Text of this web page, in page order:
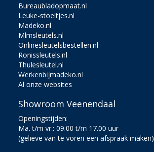
Bureaubladopmaat.nl
Leuke-stoeltjes.nl
Madeko.nl
Mlmsleutels.nl
Onlinesleutelsbestellen.nl
Ronissleutels.nl
Thulesleutel.nl
Werkenbijmadeko.nl
Al onze websites
Showroom Veenendaal
Openingstijden:
Ma. t/m vr.: 09.00 t/m 17.00 uur
(gelieve van te voren een afspraak maken)